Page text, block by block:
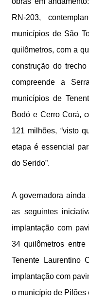
RN-203,
municípios de São
quilômetros, com a
construção do
compreende a
municípios de
Bodó e Cerro Corá,
121 milhões, “visto
etapa é essencial
do Serido”.
A governadora
as seguintes
implantação com
34 quilômetros
Tenente Laurentino
implantação com
o município de Pilões